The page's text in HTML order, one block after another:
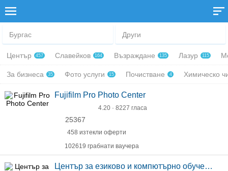
Бургас Други
Център 457 Славейков 164 Възраждане 135 Лазур 115
За бизнеса 35 Фото услуги 15 Почистване 4 Химическо
Fujifilm Pro Photo Center
4.20 · 8227 гласа
25367
458 изтекли оферти
102619 грабнати ваучера
Център за езиково и компютърно обучение БеЗет - Звезделина Кирова